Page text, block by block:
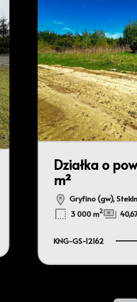
Działka o
m²
Gryfino (gw),
3 000 m2
KNG-GS-12162